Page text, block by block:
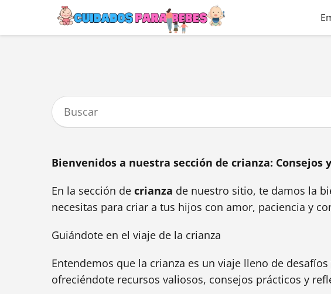
Bienvenidos a nuestra sección de crianza: Consejos
En la sección de crianza de nuestro sitio, te damos la
necesitas para criar a tus hijos con amor, paciencia y
Guiándote en el viaje de la crianza
Entendemos que la crianza es un viaje lleno de
ofreciéndote recursos valiosos, consejos prácticos y